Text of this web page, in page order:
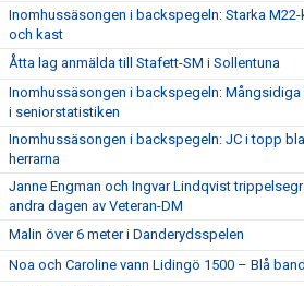
Inomhussäsongen i backspegeln: Starka
och kast
Åtta lag anmälda till Stafett-SM i Sollentuna
Inomhussäsongen i backspegeln:
i seniorstatistiken
Inomhussäsongen i backspegeln: JC i topp
herrarna
Janne Engman och Ingvar Lindqvist
andra dagen av Veteran-DM
Malin över 6 meter i Danderydsspelen
Noa och Caroline vann Lidingö 1500 – Blå